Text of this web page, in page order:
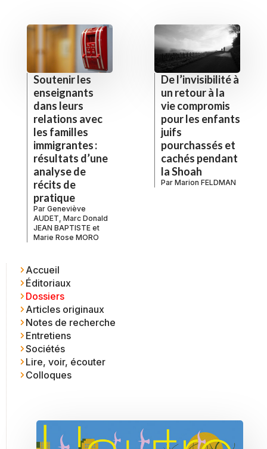
Soutenir les
enseignants
dans leurs
relations avec
les familles
immigrantes :
résultats d’une
analyse de
récits de
pratique
Par Geneviève
AUDET, Marc Donald
JEAN BAPTISTE et
Marie Rose MORO
De l’invisibilité à
un retour à la
vie compromis
pour les enfants
juifs
pourchassés et
cachés pendant
la Shoah
Par Marion FELDMAN
Accueil
Éditoriaux
Dossiers
Articles originaux
Notes de recherche
Entretiens
Sociétés
Lire, voir, écouter
Colloques